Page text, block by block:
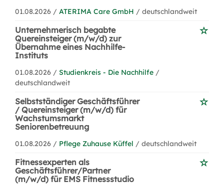
01.08.2026 / ATERIMA Care GmbH / deutschlandweit
Unternehmerisch begabte
Quereinsteiger (m/w/d) zur
Übernahme eines Nachhilfe-
Instituts
01.08.2026 / Studienkreis - Die Nachhilfe /
deutschlandweit
Selbstständiger Geschäftsführer
/ Quereinsteiger (m/w/d) für
Wachstumsmarkt
Seniorenbetreuung
01.08.2026 / Pflege Zuhause Küffel / deutschlandweit
Fitnessexperten als
Geschäftsführer/Partner
(m/w/d) für EMS Fitnessstudio